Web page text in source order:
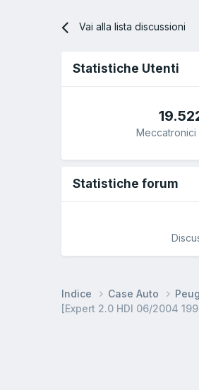
Vai alla lista discussioni
Statistiche Utenti
Meccatronici
Statistiche forum
Indice Case Auto
[Expert 2.0 HDI 06/2004